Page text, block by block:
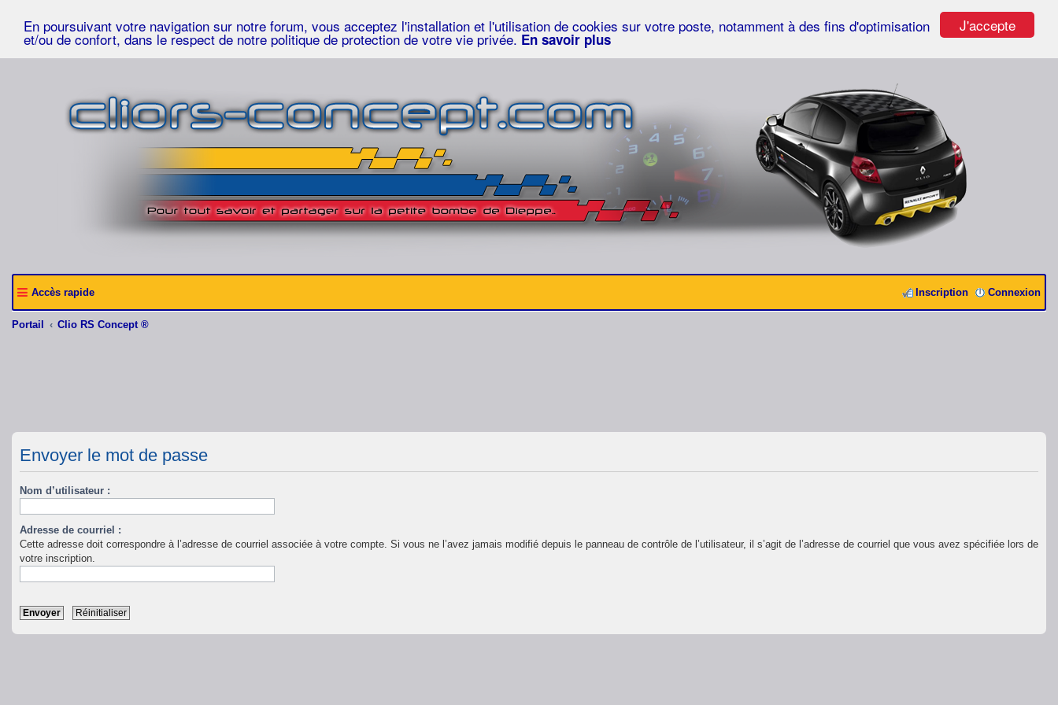
J'accepte
En poursuivant votre navigation sur notre forum, vous acceptez l'installation et l'utilisation de cookies sur votre poste, notamment à des fins d'optimisation
et/ou de confort, dans le respect de notre politique de protection de votre vie privée. En savoir plus
Accès rapide Connexion
Inscription
Portail Clio RS Concept ®
Envoyer le mot de passe
Nom d’utilisateur :
Adresse de courriel :
Cette adresse doit correspondre à l’adresse de courriel associée à votre compte. Si vous ne l’avez jamais modifié depuis le panneau de contrôle de l’utilisateur, il s’agit de l’adresse de courriel que vous avez spécifiée lors de
votre inscription.